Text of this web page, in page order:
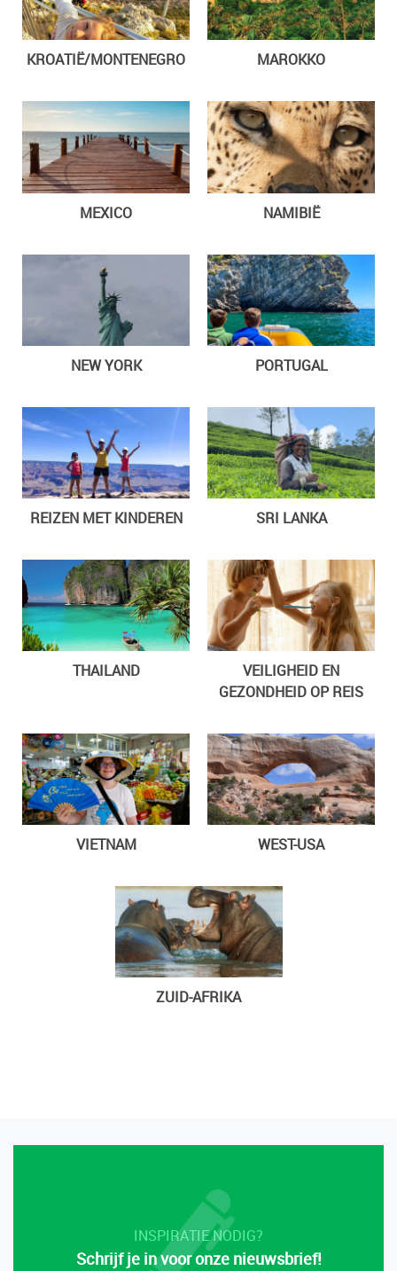
KROATIË/MONTENEGRO MAROKKO
MEXICO NAMIBIË
NEW YORK PORTUGAL
REIZEN MET KINDEREN SRI LANKA
THAILAND
VEILIGHEID EN
GEZONDHEID OP REIS
VIETNAM WEST-USA
ZUID-AFRIKA
INSPIRATIE NODIG?
Schrijf je in voor onze nieuwsbrief!